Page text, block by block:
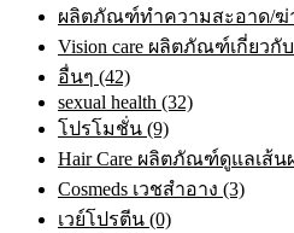
ผลิตภัณฑ์ทําความสะอาด/ฆ่า
Vision care ผลิตภัณฑ์เกี่ยวกั
อื่นๆ (42)
sexual health (32)
โปรโมชั่น (9)
Hair Care ผลิตภัณฑ์ดูแลเส้น
Cosmeds เวชสําอาง (3)
เวย์โปรตีน (0)